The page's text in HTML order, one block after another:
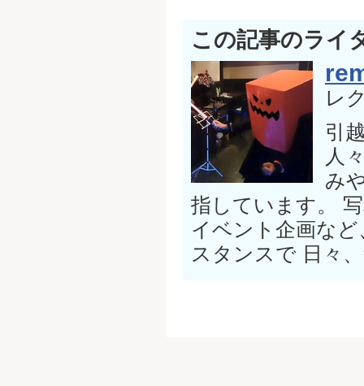
この記事のライ
レ
引
人
み
指しています。
イベント企画な
スタンスで 日々